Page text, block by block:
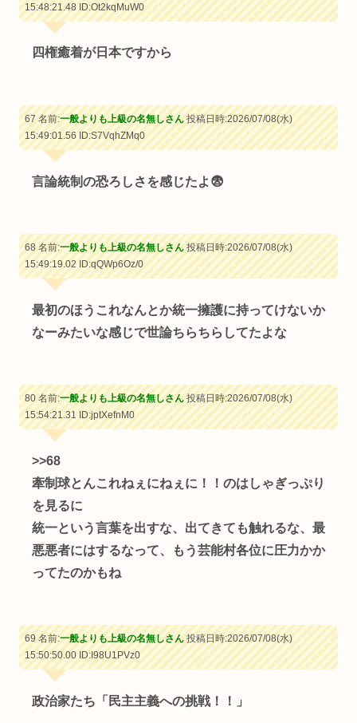
15:48:21.48ID:Ot2kqMuW0
四権癒着が日本ですから
67 名前:一般よりも上級の名無しさん投稿日時:2026/07/08(水)
15:49:01.56ID:S7VqhZMq0
言論統制の恐ろしさを感じたよ😨
68 名前:一般よりも上級の名無しさん投稿日時:2026/07/08(水)
15:49:19.02ID:qQWp6Oz/0
最初のほうこれなんとか統一擁護に持ってけないか
なーみたいな感じで世論ちらちらしてたよな
80 名前:一般よりも上級の名無しさん投稿日時:2026/07/08(水)
15:54:21.31ID:jptXefnM0
>>68
牽制球とんこれねぇにねぇに！！のはしゃぎっぷり
を見るに
統一という言葉を出すな、出てきても触れるな、最
悪悪者にはするなって、もう芸能村各位に圧力かか
ってたのかもね
69 名前:一般よりも上級の名無しさん投稿日時:2026/07/08(水)
15:50:50.00ID:I98U1PVz0
政治家たち「民主主義への挑戦！！」